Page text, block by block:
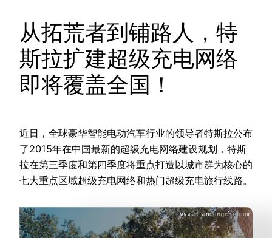
从拓荒者到铺路人，特
斯拉扩建超级充电网络
即将覆盖全国！
近日，全球豪华智能电动汽车行业的领导者特斯拉公布
了2015年在中国最新的超级充电网络建设规划，特斯
拉在第三季度和第四季度将重点打造以城市群为核心的
七大重点区域超级充电网络和热门超级充电旅行线路。